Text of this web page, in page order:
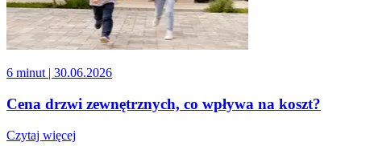
6 minut | 30.06.2026
Cena drzwi zewnętrznych, co wpływa na koszt?
Czytaj więcej